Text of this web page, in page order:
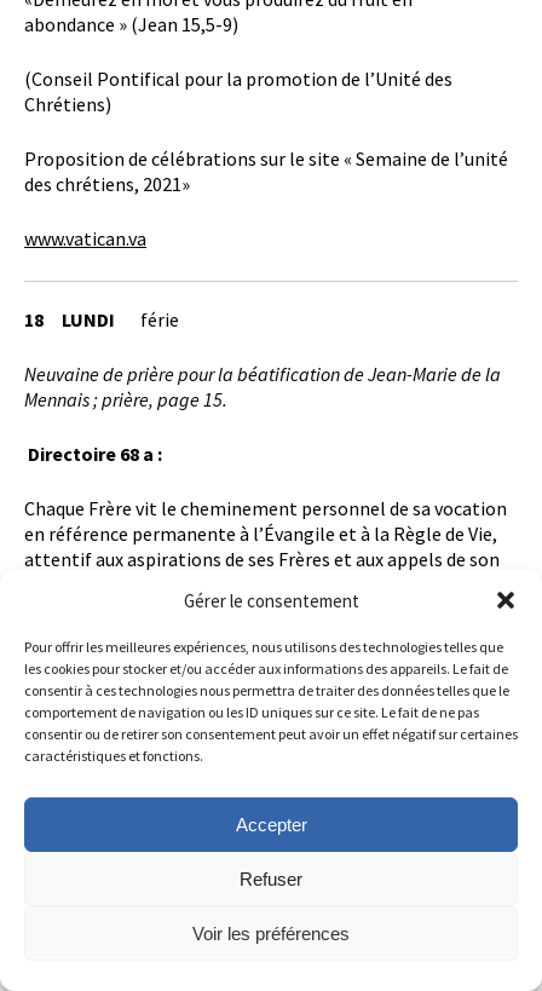
Gérer le consentement
Pour offrir les meilleures expériences, nous utilisons des technologies telles que
les cookies pour stocker et/ou accéder aux informations des appareils. Le fait de
consentir à ces technologies nous permettra de traiter des données telles que le
comportement de navigation ou les ID uniques sur ce site. Le fait de ne pas
consentir ou de retirer son consentement peut avoir un effet négatif sur certaines
caractéristiques et fonctions.
Accepter
Refuser
Voir les préférences
abondance » (Jean 15,5-9)
(Conseil Pontifical pour la promotion de l’Unité des
Chrétiens)
Proposition de célébrations sur le site « Semaine de l’unité
des chrétiens, 2021»
www.vatican.va
18 LUNDI férie
Neuvaine de prière pour la béatification de Jean-Marie de la
Mennais ; prière, page 15.
Directoire 68 a :
Chaque Frère vit le cheminement personnel de sa vocation
en référence permanente à l’Évangile et à la Règle de Vie,
attentif aux aspirations de ses Frères et aux appels de son
À Bruté de Rémur, le 29 juin 1809 :
À chaque jour suffit son mal : n’ajoutons pas à ce que nous
souffrons tout ce que nous pouvons craindre de souffrir : il y
en aurait trop.
DÉFUNTS
1976, F. René Petitbon (Longin-Joseph).- 1982, F. Gérard
Rochette (Alfred-Émile).- 1995, F. Venant Gélinas (Léonard-
Luis Miera Redondo (Abundio).- 2014, F. Rosaire Paquette